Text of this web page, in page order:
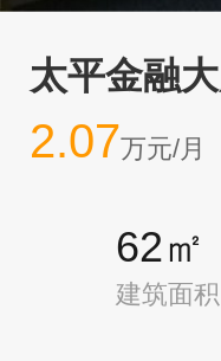
太平金融
2.07万元/月
62㎡
建筑面积